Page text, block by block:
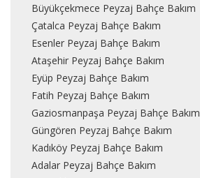
Büyükçekmece Peyzaj Bahçe Bakım
Çatalca Peyzaj Bahçe Bakım
Esenler Peyzaj Bahçe Bakım
Ataşehir Peyzaj Bahçe Bakım
Eyüp Peyzaj Bahçe Bakım
Fatih Peyzaj Bahçe Bakım
Gaziosmanpaşa Peyzaj Bahçe Bakım
Güngören Peyzaj Bahçe Bakım
Kadıköy Peyzaj Bahçe Bakım
Adalar Peyzaj Bahçe Bakım